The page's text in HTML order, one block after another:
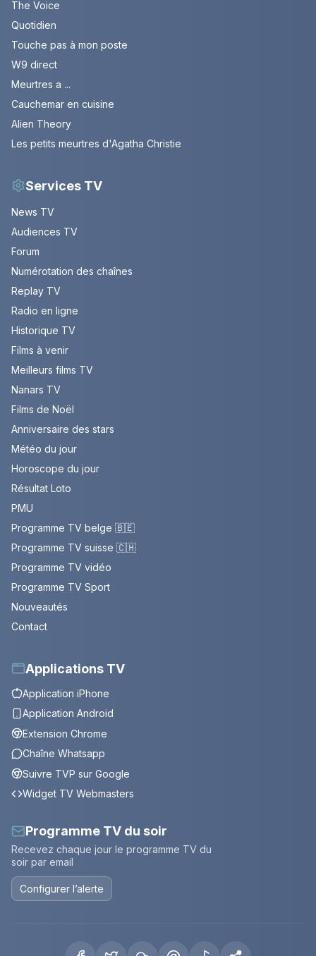
The Voice
Quotidien
Touche pas à mon poste
W9 direct
Meurtres a ...
Cauchemar en cuisine
Alien Theory
Les petits meurtres d'Agatha Christie
Services TV
News TV
Audiences TV
Forum
Numérotation des chaînes
Replay TV
Radio en ligne
Historique TV
Films à venir
Meilleurs films TV
Nanars TV
Films de Noël
Anniversaire des stars
Météo du jour
Horoscope du jour
Résultat Loto
PMU
Programme TV belge 🇧🇪
Programme TV suisse 🇨🇭
Programme TV vidéo
Programme TV Sport
Nouveautés
Contact
Applications TV
Application iPhone
Application Android
Extension Chrome
Chaîne Whatsapp
Suivre TVP sur Google
Widget TV Webmasters
Programme TV du soir
Recevez chaque jour le programme TV du
soir par email
Configurer l’alerte